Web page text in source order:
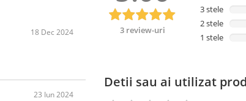
18 Dec 2024
23 Iun 2024
3 review-uri
3 stele
2 stele
1 stele
Detii sau ai utilizat